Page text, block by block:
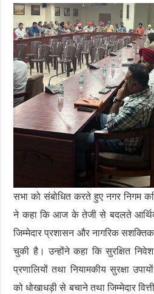
सभा को संबोधित करते हुए नगर निगम
ने कहा कि आज के तेजी से बदलते आर्थिक
जिम्मेदार प्रशासन और नागरिक
चुकी है। उन्होंने कहा कि सुरक्षित
प्रणालियों तथा नियामकीय सुरक्षा
को धोखाधड़ी से बचाने तथा जिम्मेदार